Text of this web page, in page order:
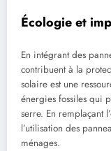
Écologie et
En intégrant des
contribuent à la
solaire est une
énergies fossiles qui
serre. En remplaçant
l’utilisation des
ménages.